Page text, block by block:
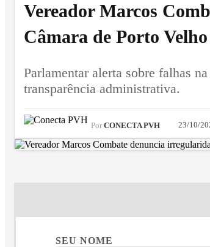
Vereador Marcos
Câmara de Porto Velho
Parlamentar alerta sobre falhas
transparência administrativa.
Por CONECTA PVH 23/10/
SEU NOME